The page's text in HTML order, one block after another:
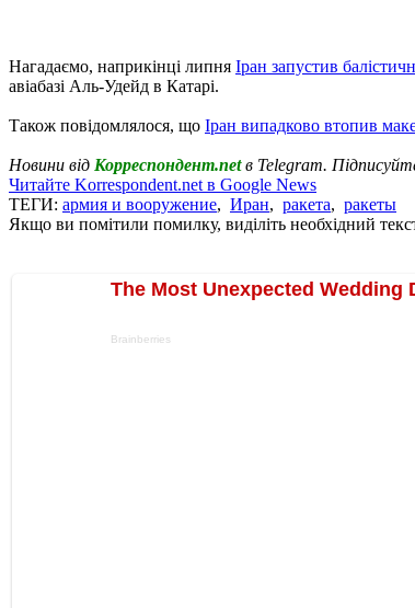
Нагадаємо, наприкінці липня Іран запустив
авіабазі Аль-Удейд в Катарі.
Також повідомлялося, що Іран випадково втопив
Новини від Корреспондент.netв Telegram.
Читайте Korrespondent.net в Google News
ТЕГИ: армия и вооружение, Иран, ракета, ракеты
Якщо ви помітили помилку, виділіть необхідний